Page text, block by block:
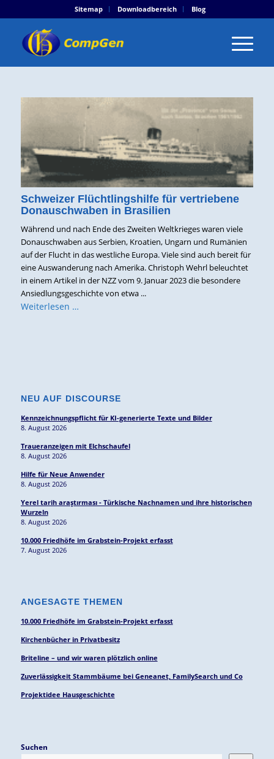
Sitemap Downloadbereich Blog
Schweizer Flüchtlingshilfe für vertriebene
Donauschwaben in Brasilien
Während und nach Ende des Zweiten Weltkrieges waren viele
Donauschwaben aus Serbien, Kroatien, Ungarn und Rumänien
auf der Flucht in das westliche Europa. Viele sind auch bereit für
eine Auswanderung nach Amerika. Christoph Wehrl beleuchtet
in einem Artikel in der NZZ vom 9. Januar 2023 die besondere
Ansiedlungsgeschichte von etwa ...
Weiterlesen …
NEU AUF DISCOURSE
Kennzeichnungspflicht für KI-generierte Texte und Bilder
8. August 2026
Traueranzeigen mit Elchschaufel
8. August 2026
Hilfe für Neue Anwender
8. August 2026
Yerel tarih araştırması - Türkische Nachnamen und ihre historischen
Wurzeln
8. August 2026
10.000 Friedhöfe im Grabstein-Projekt erfasst
7. August 2026
ANGESAGTE THEMEN
10.000 Friedhöfe im Grabstein-Projekt erfasst
Kirchenbücher in Privatbesitz
Briteline – und wir waren plötzlich online
Zuverlässigkeit Stammbäume bei Geneanet, FamilySearch und Co
Projektidee Hausgeschichte
Suchen